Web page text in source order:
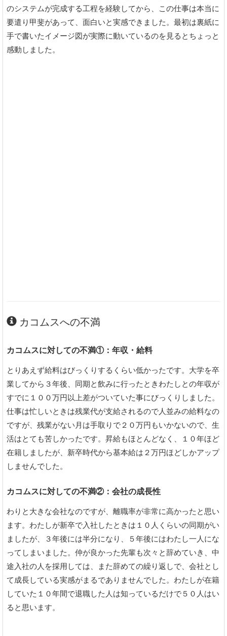
のシステムが完成する工程を経験してから、この仕事は本当に
要遣り甲斐があって、面白いと実感できました。最初は裏紙に
手で書いたイメージ図が実際に動いているのを見るとちょっと
感動しました。
カコムスへの不満
カコムスに対しての不満①：年収・給料
とりあえず給料はびっくりするくらい低かったです。大学を卒
業してから３年後、同期と飲みに行ったときわたしとの年収が
すでに１００万円以上差がついていた事にびっくりしました。
仕事は忙しいときは残業代が支給されるので人並みの給料なの
ですが、残業がない月は手取りで２０万円もいかないので、生
活はとても苦しかったです。昇給もほとんどなく、１０年ほど
在籍しましたが、新卒時代から基本給は２万円ほどしかアップ
しませんでした。
カコムスに対しての不満②：会社の成長性
わりと大きな会社なのですが、離職率が非常に高かったと思い
ます。わたしが新卒で入社したときは１０人くらいの同期がい
ましたが、３年後には半分になり、５年後にはわたし一人にな
ってしまいました。仲が良かった先輩も次々と辞めていき、中
途入社の人を採用しては、また辞めての繰り返しで、会社とし
て成長している実感がまるでありませんでした。わたしが在籍
していた１０年間で退職した人は知っているだけで５０人はい
ると思います。